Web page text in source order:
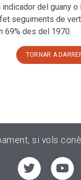
indicador del
seguiments de
69% des del 1970.
TORNAR A
si vols